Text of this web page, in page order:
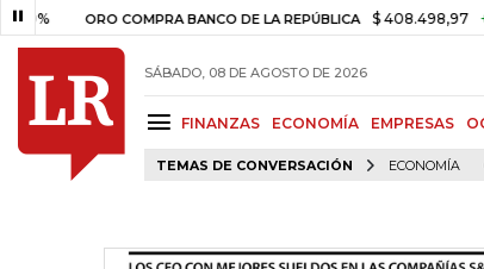
ORO COMPRA BANCO DE LA REPÚBLICA $ 408.498,97 +$
SÁBADO, 08 DE AGOSTO DE 2026
FINANZAS ECONOMÍA EMPRESAS
TEMAS DE CONVERSACIÓN ECONOMÍA